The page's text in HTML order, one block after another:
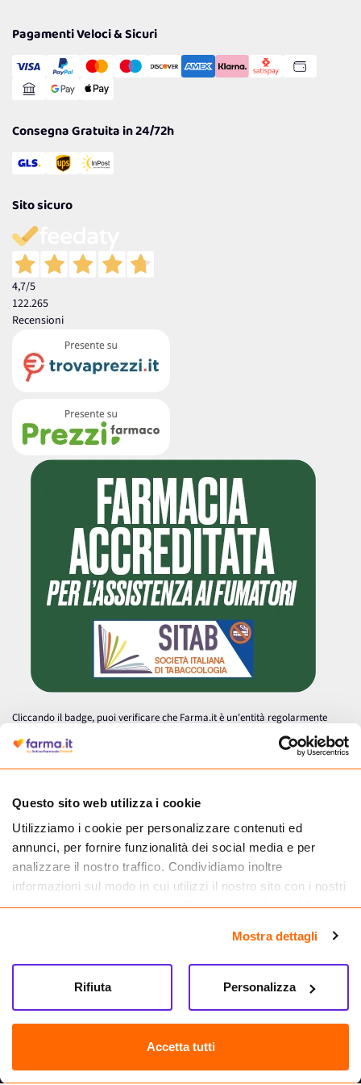
Questo sito web utilizza i cookie
Utilizziamo i cookie per personalizzare contenuti ed
annunci, per fornire funzionalità dei social media e per
analizzare il nostro traffico. Condividiamo inoltre
informazioni sul modo in cui utilizzi il nostro sito con i nostri
partner che si occupano di analisi dei dati web, pubblicità e
informazioni che hai fornito loro o che hanno raccolto dal
tuo utilizzo dei loro servizi.
Mostra dettagli
Accetta tutti
Personalizza
Rifiuta
Cookie Policy
Gestisci Cookie
Reso Facile e Veloce
Pagamenti Veloci & Sicuri
Consegna Gratuita in 24/72h
Sito sicuro
4,7/5
122.265
Recensioni
Cliccando il badge, puoi verificare che Farma.it è un'entità regolarmente
autorizzata dal Ministero della Salute a effettuare la vendita online di
medicinali.
Farma.it S.a.s. P. IVA 07417261216 REA: NA-884088
CREDITS
Sede legale Via delle Repubbliche Marinare 128, 80147 Napoli